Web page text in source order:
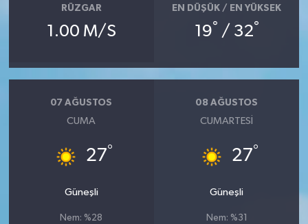
RÜZGAR
1.00 M/S
EN DÜŞÜK / EN YÜKSEK
19° / 32°
07 AĞUSTOS
CUMA
27°
Güneşli
Nem: %28
08 AĞUSTOS
CUMARTESI
27°
Güneşli
Nem: %31